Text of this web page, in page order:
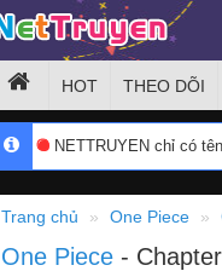
HOT THEO DÕI
NETTRUYEN chỉ có
Trang chủ One Piece
One Piece -